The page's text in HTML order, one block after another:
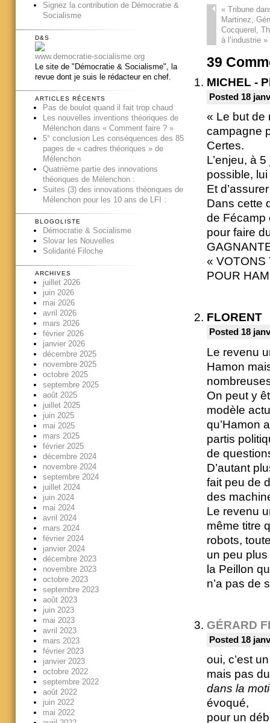
«Tribune
Martinez,
Cocquerel,
à l’industrie »
39
MICHEL -
Posted 18
« Le but de
campagne
Certes.
L’enjeu, à
possible,
Et
Dans cette
de Fécamp
pour faire
« VOTONS
POUR
FLORENT
Posted 18
Le revenu
Hamon
On peut y
modèle
qu’Hamon
partis
de
D’autant
fait peu de
des
Le revenu
même titre
robots,
un peu
la Peillon
n’a pas de
GÉRARD
Posted 18
oui, c’est
mais pas
dans la
évoqué,
pour un
Signez la contribution de Démocratie &
Socialisme
D&S
www.democratie-socialisme.org
Le site de "Démocratie & Socialisme", la
revue dont je suis le rédacteur en chef.
ARTICLES RÉCENTS
Pas de boulot quand il fait trop chaud
Les nouvelles inventions théoriques de
Mélenchon dans « Comment faire ? »
5° conclusion Les conséquences des 85
pages de « cadres théoriques » de
Mélenchon
Quatrième partie des innovations
théoriques de Mélenchon :
Suites (3) des innovations théoriques de
Mélenchon pour les 10 ans de LFI :
BLOGOLISTE
Démocratie & Socialisme
Slovar les Nouvelles
Solidarité Filoche
ARCHIVES
juillet 2026
juin 2026
mai 2026
avril 2026
mars 2026
février 2026
janvier 2026
décembre 2025
novembre 2025
octobre 2025
septembre 2025
août 2025
juillet 2025
juin 2025
mai 2025
mars 2025
février 2025
décembre 2024
novembre 2024
septembre 2024
juillet 2024
juin 2024
mai 2024
avril 2024
mars 2024
février 2024
janvier 2024
décembre 2023
novembre 2023
octobre 2023
septembre 2023
août 2023
juin 2023
mai 2023
avril 2023
mars 2023
février 2023
janvier 2023
octobre 2022
septembre 2022
août 2022
juin 2022
mai 2022